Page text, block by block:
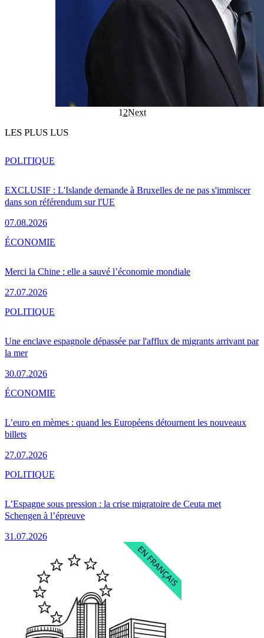
1 2Next
LES PLUS LUS
EXCLUSIF : L'Islande demande à Bruxelles de ne pas s'immiscer
dans son référendum sur l'UE
07.08.2026
POLITIQUE
Merci la Chine : elle a sauvé l’économie mondiale
27.07.2026
ÉCONOMIE
Une enclave espagnole dépassée par l'afflux de migrants arrivant par
la mer
30.07.2026
POLITIQUE
L’euro en mèmes : quand les Européens détournent les nouveaux
billets
27.07.2026
ÉCONOMIE
L’Espagne sous pression : la crise migratoire de Ceuta met
Schengen à l’épreuve
31.07.2026
POLITIQUE